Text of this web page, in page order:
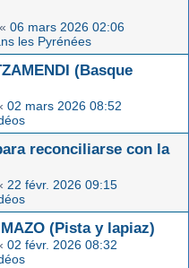
« 06 mars 2026 02:06
les Pyrénées
(Basque
02 mars 2026 08:52
reconciliarse con la
22 févr. 2026 09:15
(Pista y lapiaz)
02 févr. 2026 08:32